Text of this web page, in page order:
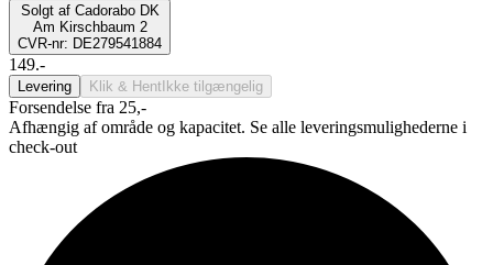
Solgt af Cadorabo DK
Am Kirschbaum 2
CVR-nr: DE279541884
149.-
Levering Klik & Hent Ikke tilgængelig
Forsendelse fra 25,-
Afhængig af område og kapacitet. Se alle leveringsmulighederne i
check-out